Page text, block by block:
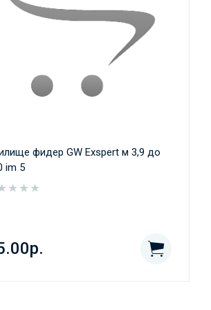
фидер GW Exspert м 3,9 до
im 5